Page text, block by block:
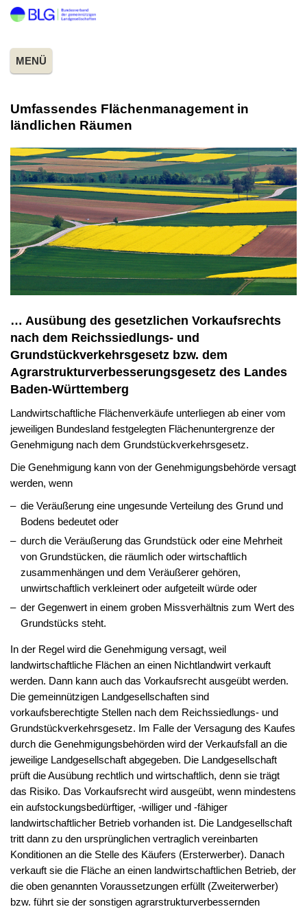
MENÜ
Umfassendes Flächenmanagement in
ländlichen Räumen
… Ausübung des gesetzlichen Vorkaufsrechts
nach dem Reichssiedlungs- und
Grundstückverkehrsgesetz bzw. dem
Agrarstrukturverbesserungsgesetz des Landes
Baden-Württemberg
Landwirtschaftliche Flächenverkäufe unterliegen ab einer vom
jeweiligen Bundesland festgelegten Flächenuntergrenze der
Genehmigung nach dem Grundstückverkehrsgesetz.
Die Genehmigung kann von der Genehmigungsbehörde versagt
werden, wenn
die Veräußerung eine ungesunde Verteilung des Grund und
Bodens bedeutet oder
durch die Veräußerung das Grundstück oder eine Mehrheit
von Grundstücken, die räumlich oder wirtschaftlich
zusammenhängen und dem Veräußerer gehören,
unwirtschaftlich verkleinert oder aufgeteilt würde oder
der Gegenwert in einem groben Missverhältnis zum Wert des
Grundstücks steht.
In der Regel wird die Genehmigung versagt, weil
landwirtschaftliche Flächen an einen Nichtlandwirt verkauft
werden. Dann kann auch das Vorkaufsrecht ausgeübt werden.
Die gemeinnützigen Landgesellschaften sind
vorkaufsberechtigte Stellen nach dem Reichssiedlungs- und
Grundstückverkehrsgesetz. Im Falle der Versagung des Kaufes
durch die Genehmigungsbehörden wird der Verkaufsfall an die
jeweilige Landgesellschaft abgegeben. Die Landgesellschaft
prüft die Ausübung rechtlich und wirtschaftlich, denn sie trägt
das Risiko. Das Vorkaufsrecht wird ausgeübt, wenn mindestens
ein aufstockungsbedürftiger, -williger und -fähiger
landwirtschaftlicher Betrieb vorhanden ist. Die Landgesellschaft
tritt dann zu den ursprünglichen vertraglich vereinbarten
Konditionen an die Stelle des Käufers (Ersterwerber). Danach
verkauft sie die Fläche an einen landwirtschaftlichen Betrieb, der
die oben genannten Voraussetzungen erfüllt (Zweiterwerber)
bzw. führt sie der sonstigen agrarstrukturverbessernden